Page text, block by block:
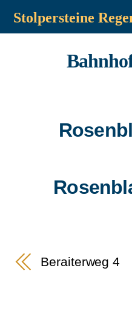
Stolpersteine
Beraiterweg 4